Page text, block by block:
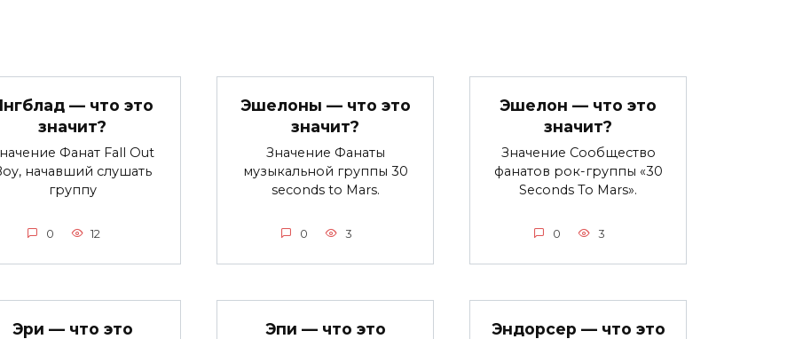
— что это
значит?
Фанат Fall Out
начавший слушать
группу
0 12
Эшелоны — что это
значит?
Значение Фанаты
музыкальной группы 30
seconds to Mars.
0 3
Эшелон — что это
значит?
Значение Сообщество
фанатов рок-группы «30
Seconds To Mars».
0 3
Эри — что это
Эпи — что это
Эндорсер — что это